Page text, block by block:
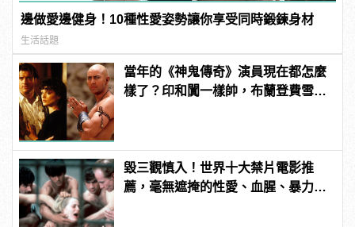
邊做愛邊健身！10種性愛姿勢讓你享受同時鍛鍊身材
生活話題
當年的《神鬼傳奇》演員現在都怎麼
樣了？印和闐一樣帥，布蘭登費雪大
毀三觀慎入！世界十大禁片電影推
薦，毫無遮掩的性愛、血腥、暴力、